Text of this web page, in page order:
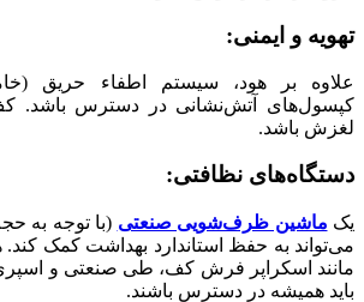
تهویه و ایمنی:
علاوه بر هود، سیستم اطفاء حریق
کپسول‌های آتش‌نشانی در دسترس باشد.
لغزش باشد.
دستگاه‌های نظافتی:
یک ماشین ظرف‌شویی صنعتی (با توجه به
می‌تواند به حفظ استاندارد بهداشت کمک
مانند اسکراپر فرش کف، طی صنعتی و
باید همیشه در دسترس باشند.